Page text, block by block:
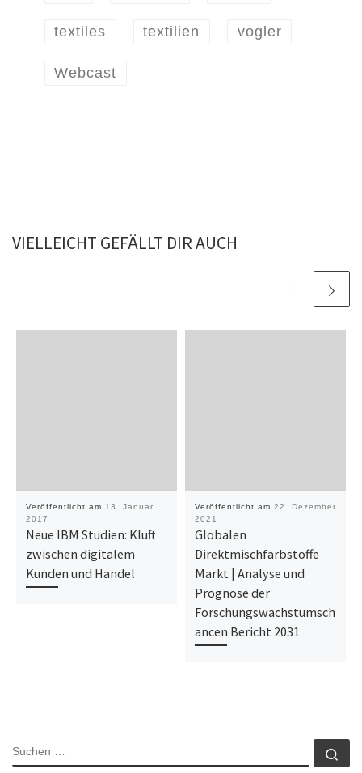
textiles textilien vogler
Webcast
VIELLEICHT GEFÄLLT DIR AUCH
Veröffentlicht am 13. Januar
2017
Neue IBM Studien: Kluft
zwischen digitalem
Kunden und Handel
Veröffentlicht am 22. Dezember
2021
Globalen
Direktmischfarbstoffe
Markt | Analyse und
Prognose der
Forschungswachstumsch
ancen Bericht 2031
SUCHE